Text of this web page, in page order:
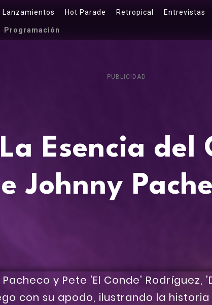
Lanzamientos Hot Parade Retropical Entrevistas
Programación
PUBLICIDAD
Esencia del
Johnny